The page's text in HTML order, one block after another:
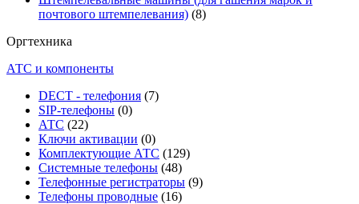
почтового штемпелевания) (8)
Оргтехника
АТС и компоненты
DECT - телефония (7)
SIP-телефоны (0)
АТС (22)
Ключи активации (0)
Комплектующие АТС (129)
Системные телефоны (48)
Телефонные регистраторы (9)
Телефоны проводные (16)